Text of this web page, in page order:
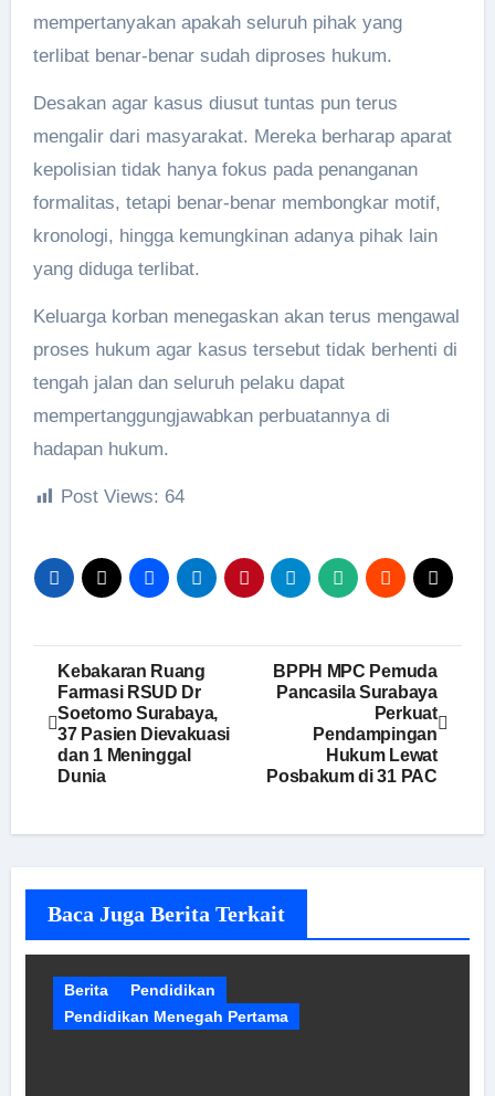
mempertanyakan apakah seluruh pihak yang
terlibat benar-benar sudah diproses hukum.
Desakan agar kasus diusut tuntas pun terus
mengalir dari masyarakat. Mereka berharap aparat
kepolisian tidak hanya fokus pada penanganan
formalitas, tetapi benar-benar membongkar motif,
kronologi, hingga kemungkinan adanya pihak lain
yang diduga terlibat.
Keluarga korban menegaskan akan terus mengawal
proses hukum agar kasus tersebut tidak berhenti di
tengah jalan dan seluruh pelaku dapat
mempertanggungjawabkan perbuatannya di
hadapan hukum.
Post Views: 64
Navigasi
pos
Kebakaran Ruang
Farmasi RSUD Dr
Soetomo Surabaya,
37 Pasien Dievakuasi
dan 1 Meninggal
Dunia
BPPH MPC Pemuda
Pancasila Surabaya
Perkuat
Pendampingan
Hukum Lewat
Posbakum di 31 PAC
Baca Juga Berita Terkait
Berita
Pendidikan
Pendidikan Menegah Pertama